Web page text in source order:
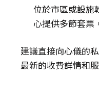
位於市區或設施
心提供多節套票
建議直接向心儀的
最新的收費詳情和